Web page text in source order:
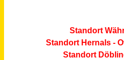
Standort
Standort Hernals -
Standort